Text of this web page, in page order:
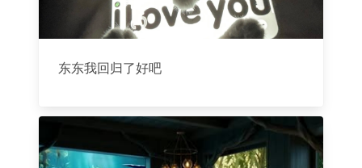
东东我回归了好吧